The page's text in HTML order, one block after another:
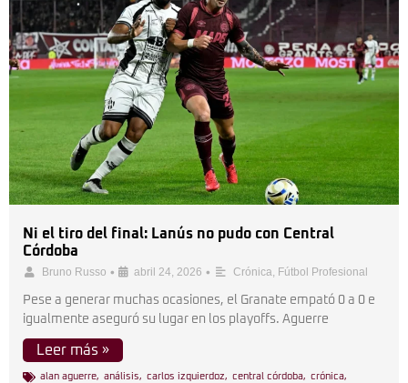
Ni el tiro del final: Lanús no pudo con Central
Córdoba
Bruno Russo • abril 24, 2026 • Crónica, Fútbol Profesional
Pese a generar muchas ocasiones, el Granate empató 0 a 0 e
igualmente aseguró su lugar en los playoffs. Aguerre
Leer más »
alan aguerre, análisis, carlos izquierdoz, central córdoba, crónica,